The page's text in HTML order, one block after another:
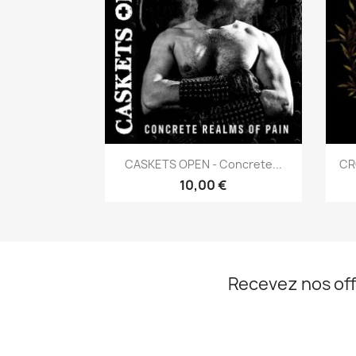
Aperçu rapide
CASKETS OPEN - Concrete...
10,00 €
Recevez nos